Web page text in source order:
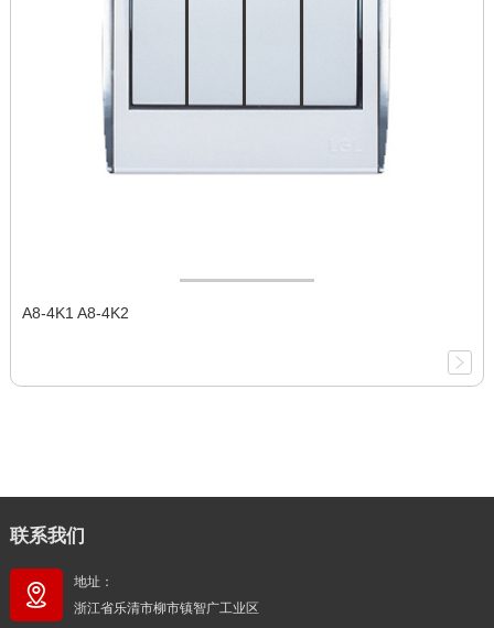
A8-4K1 A8-4K2
联系我们
地址：
浙江省乐清市柳市镇智广工业区